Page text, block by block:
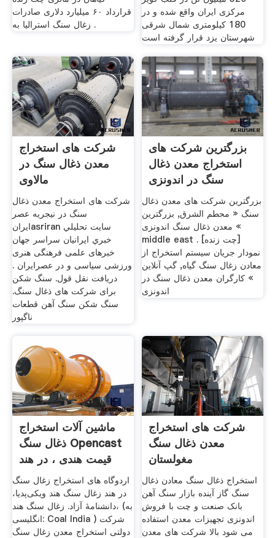
قرارداد ۶۰ میلیارد دلاری صادرات
زغال سنگ استرالیا به .
مرکزی ايران واقع شده و در
180 کيلومتری شمال شرقی
شهرستان يزد قرار گرفته است
شرکت های استخراج
معدن ذغال سنگ در
مالاوی
شرکت های استخراج معدن ذغال
سنگ در نیجریه عصر
ايرانasriran سايت تحليلي
خبري ايرانيان سراسر جهان
خبرهای علمی فرهنگی هنری
ورزشی سیاسی و در عصرايران .
دریافت نقل قول. سنگ شکن
برای شرکت های ذغال سنگ.
سنگ شکن سنگ آهن قطعات
ناگپور
بزرگترین شرکت های
استخراج معدن ذغال
سنگ در اندونزی
بزرگترین شرکت های معدن ذغال
سنگ « محطم الشرق, بزرگترین
معدن ذغال سنگ اندونزی «
middle east . [چت زنده]
نمودار جریان سیستم استخراج از
معادن زغال سنگ گیاه, گپ آنلاین
» کارگران معدن ذغال سنگ در
اندونزی
ماشین آلات استخراج
ذغال سنگ Opencast
قیمت هندی ، در هند
اردوگاه های استخراج زغال سنگ
در هند زغال سنگ هند ویکی‌پدیا،
دانشنامهٔ آزاد. زغال سنگ هند، (به
انگلیسی: Coal India ) شرکت
دولتی استخراج معدن زغال سنگ
شرکت های استخراج
معدن ذغال سنگ
مغولستان
استخراج ذغال سنگ معادن ذغال
سنگ گاز آينده بازار سنگ آهن
بانک صنعت و چت با فروش
اندونزی تجهیزات معدن استفاده
می شود بالا شرکت های معدن